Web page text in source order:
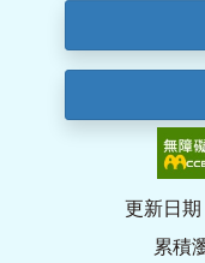
更新日
累積